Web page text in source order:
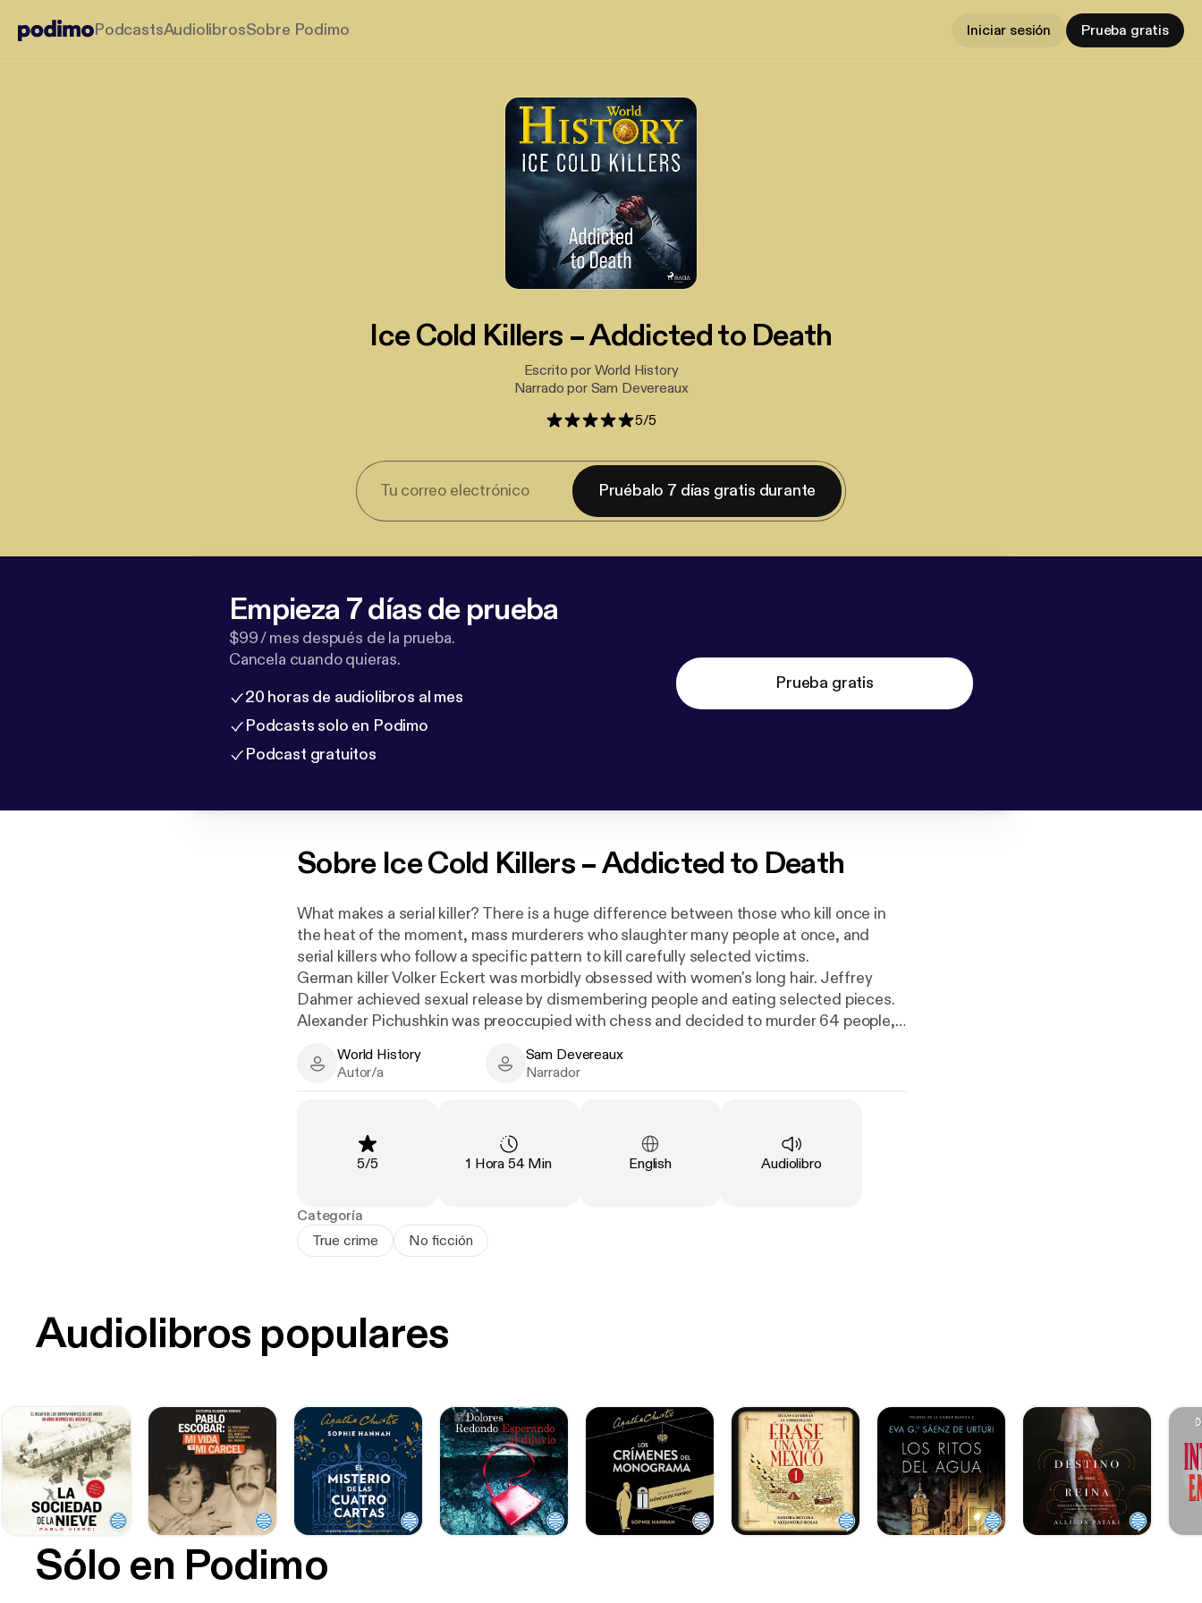
PodcastsAudiolibrosSobre Podimo Iniciar sesión Prueba gratis
Ice Cold Killers – Addicted to Death
Escrito por World History
Narrado por Sam Devereaux
5/5
Pruébalo 7 días gratis durante
Empieza 7 días de prueba
$99 / mes después de la prueba.
Cancela cuando quieras.
20 horas de audiolibros al mes
Podcasts solo en Podimo
Podcast gratuitos
Prueba gratis
Sobre Ice Cold Killers – Addicted to Death
What makes a serial killer? There is a huge difference between those who kill once in
the heat of the moment, mass murderers who slaughter many people at once, and
serial killers who follow a specific pattern to kill carefully selected victims.
German killer Volker Eckert was morbidly obsessed with women's long hair. Jeffrey
Dahmer achieved sexual release by dismembering people and eating selected pieces.
Alexander Pichushkin was preoccupied with chess and decided to murder 64 people,
him to kill.
World History - Author
World History
Autor/a
Sam Devereaux - Narrator
Sam Devereaux
Narrador
Clasificación
5/5 Duración:
1 Hora 54 Min Idioma:
English Tipo:
Audiolibro
Categoría
True crime
No ficción
Sólo en Podimo
Audiolibros populares